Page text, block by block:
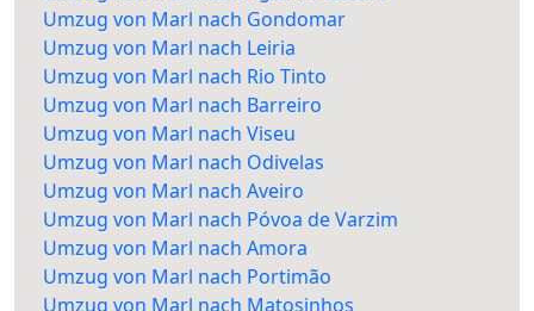
Umzug von Marl nach Gondomar
Umzug von Marl nach Leiria
Umzug von Marl nach Rio Tinto
Umzug von Marl nach Barreiro
Umzug von Marl nach Viseu
Umzug von Marl nach Odivelas
Umzug von Marl nach Aveiro
Umzug von Marl nach Póvoa de Varzim
Umzug von Marl nach Amora
Umzug von Marl nach Portimão
Umzug von Marl nach Matosinhos